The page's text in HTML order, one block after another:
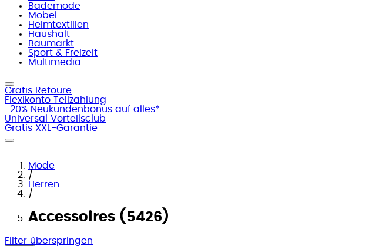
Bademode
Möbel
Heimtextilien
Haushalt
Baumarkt
Sport & Freizeit
Multimedia
Gratis Retoure
Flexikonto Teilzahlung
-20% Neukundenbonus auf alles*
Universal Vorteilsclub
Gratis XXL-Garantie
Mode
/
Herren
/
Accessoires (5426)
Filter überspringen